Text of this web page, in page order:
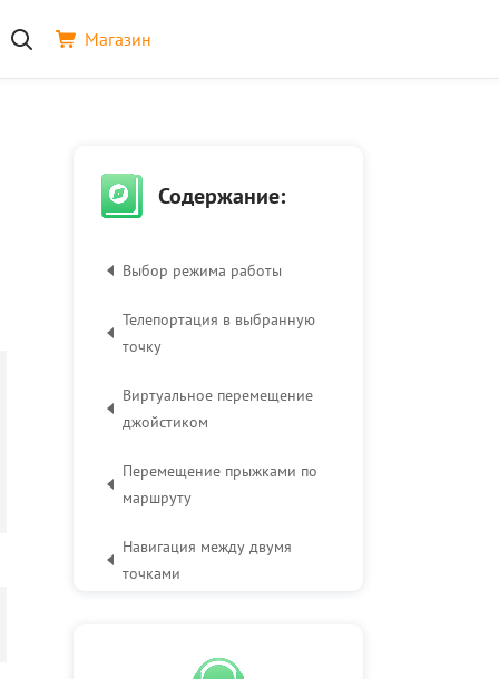
Магазин
Содержание:
Выбор режима работы
Телепортация в выбранную
точку
Виртуальное перемещение
джойстиком
Перемещение прыжками по
маршруту
Навигация между двумя
точками